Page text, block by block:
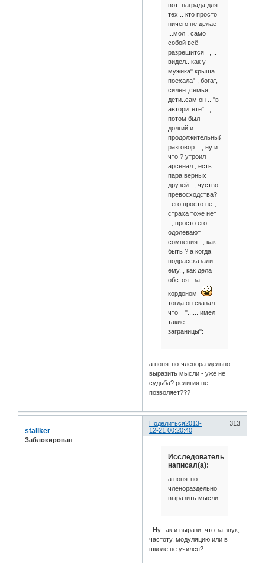
вот награда для
тех .. кто просто
ничего не делает
,..мол , само
собой всё
разрешится , ..
видел.. как у
мужика" крыша
поехала" , богат,
силён ,семья,
дети..сам он .. "в
авторитете" ..,
потом был
долгий и
продолжительный
разговор.. ,, ну и
что ? утроил
арсенал , есть
пара верных
друзей .., чуство
превосходства?
..его просто нет,..
страха тоже нет
.., просто его
одолевают
сомнения .., как
быть ? а когда
подрассказали
ему.., как дела
обстоят за
кордоном
тогда он сказал
что "...... имел
такие
заграницы":
а понятно-членораздельно
выразить мысли - уже не
судьба? религия не
позволяет???
Поделиться 313
2013-
12-21 00:20:40
stallker
Заблокирован
Исследователь
написал(а):
а понятно-
членораздельно
выразить мысли
Ну так и вырази, что за звук,
частоту, модуляцию или в
школе не учился?